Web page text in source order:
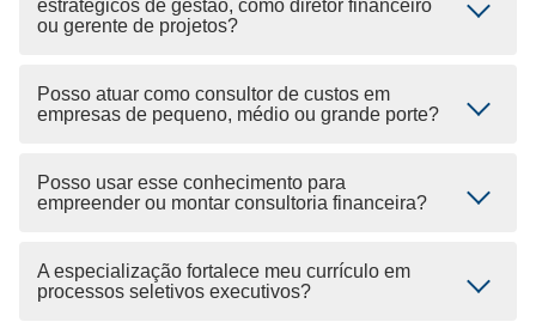
estratégicos de gestão, como diretor financeiro
ou gerente de projetos?
Posso atuar como consultor de custos em
empresas de pequeno, médio ou grande porte?
Posso usar esse conhecimento para
empreender ou montar consultoria financeira?
A especialização fortalece meu currículo em
processos seletivos executivos?